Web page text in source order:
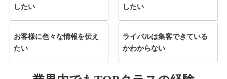
したい
したい
お客様に色々な情報を伝え
たい
ライバルは集客できている
かわからない